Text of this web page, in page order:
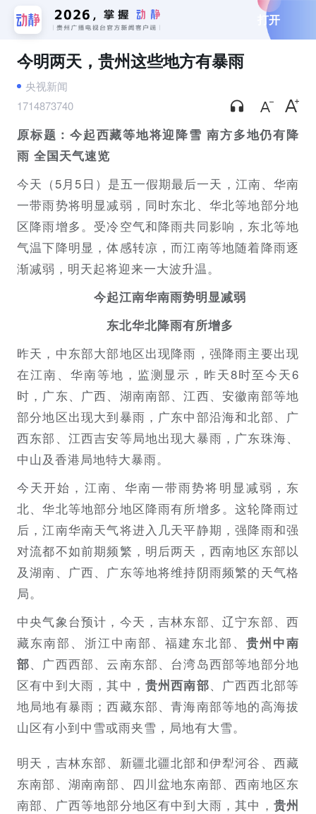
打开
今明两天，贵州这些地方有暴雨
央视新闻
1714873740
原标题：今起西藏等地将迎降雪 南方多地仍有降
雨 全国天气速览
今天（5月5日）是五一假期最后一天，江南、华南
一带雨势将明显减弱，同时东北、华北等地部分地
区降雨增多。受冷空气和降雨共同影响，东北等地
气温下降明显，体感转凉，而江南等地随着降雨逐
渐减弱，明天起将迎来一大波升温。
今起江南华南雨势明显减弱
东北华北降雨有所增多
昨天，中东部大部地区出现降雨，强降雨主要出现
在江南、华南等地，监测显示，昨天8时至今天6
时，广东、广西、湖南南部、江西、安徽南部等地
部分地区出现大到暴雨，广东中部沿海和北部、广
西东部、江西吉安等局地出现大暴雨，广东珠海、
中山及香港局地特大暴雨。
今天开始，江南、华南一带雨势将明显减弱，东
北、华北等地部分地区降雨有所增多。这轮降雨过
后，江南华南天气将进入几天平静期，强降雨和强
对流都不如前期频繁，明后两天，西南地区东部以
及湖南、广西、广东等地将维持阴雨频繁的天气格
局。
中央气象台预计，今天，吉林东部、辽宁东部、西
藏东南部、浙江中南部、福建东北部、 贵州中南
部、广西西部、云南东部、台湾岛西部等地部分地
区有中到大雨，其中， 贵州西南部、广西西北部等
地局地有暴雨；西藏东部、青海南部等地的高海拔
山区有小到中雪或雨夹雪，局地有大雪。
明天，吉林东部、新疆北疆北部和伊犁河谷、西藏
东南部、湖南南部、四川盆地东南部、西南地区东
南部、广西等地部分地区有中到大雨，其中， 贵州